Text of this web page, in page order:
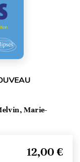
Marie-
12,00 €